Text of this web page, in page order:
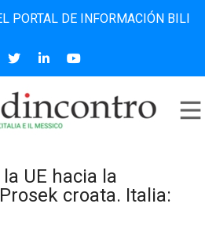
DE INFORMACIÓN BILINGÜE
UE hacia la
croata. Italia: